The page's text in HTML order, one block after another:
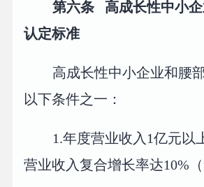
第六条 高成长性中小
认定标准
高成长性中小企业和腰
以下条件之一：
1.年度营业收入1亿元以
营业收入复合增长率达10%（